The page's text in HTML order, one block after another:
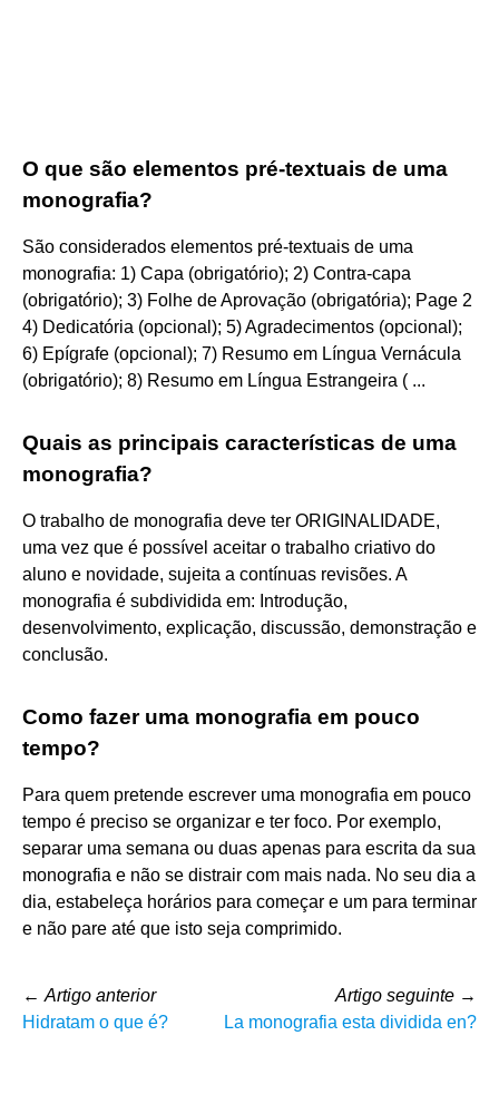
O que são elementos pré-textuais de uma
monografia?
São considerados elementos pré-textuais de uma
monografia: 1) Capa (obrigatório); 2) Contra-capa
(obrigatório); 3) Folhe de Aprovação (obrigatória); Page 2
4) Dedicatória (opcional); 5) Agradecimentos (opcional);
6) Epígrafe (opcional); 7) Resumo em Língua Vernácula
(obrigatório); 8) Resumo em Língua Estrangeira ( ...
Quais as principais características de uma
monografia?
O trabalho de monografia deve ter ORIGINALIDADE,
uma vez que é possível aceitar o trabalho criativo do
aluno e novidade, sujeita a contínuas revisões. A
monografia é subdividida em: Introdução,
desenvolvimento, explicação, discussão, demonstração e
conclusão.
Como fazer uma monografia em pouco
tempo?
Para quem pretende escrever uma monografia em pouco
tempo é preciso se organizar e ter foco. Por exemplo,
separar uma semana ou duas apenas para escrita da sua
monografia e não se distrair com mais nada. No seu dia a
dia, estabeleça horários para começar e um para terminar
e não pare até que isto seja comprimido.
← Artigo anterior
Hidratam o que é?
Artigo seguinte →
La monografia esta dividida en?